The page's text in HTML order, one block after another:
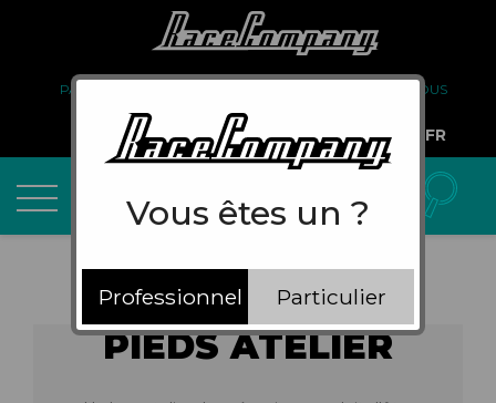
PARTENARIAT
À PROPOS DE NOUS
COMPTE PRO
FR
PIEDS ATELIER
Vous êtes un ?
Professionnel Particulier